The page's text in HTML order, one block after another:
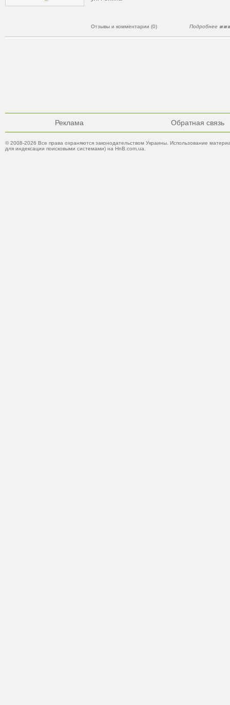
Отзывы и комментарии (0) Подробнее
Реклама Обратная связь
© 2008-2026 Все права охраняются законодательством Украины. Использование
для индексации поисковыми системами) на HnB.com.ua.